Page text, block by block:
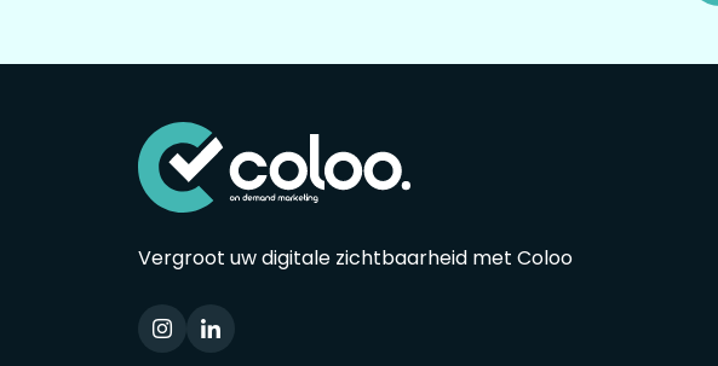
Vergroot uw digitale zichtbaarheid met Coloo